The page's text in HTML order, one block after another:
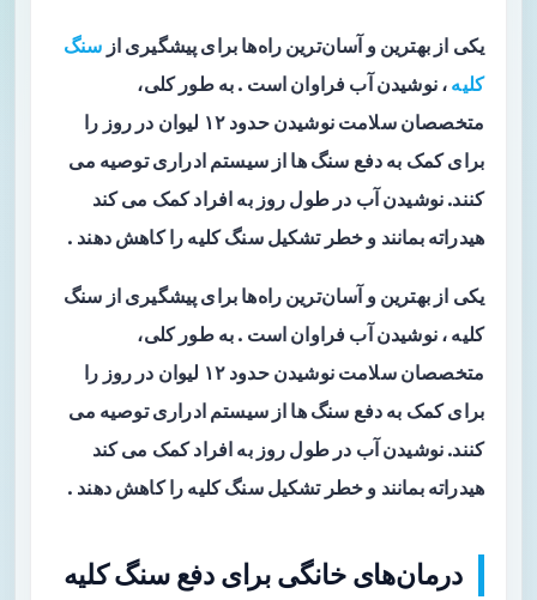
یکی از بهترین و آسان‌ترین راه‌ها برای پیشگیری از سنگ
کلیه ، نوشیدن آب فراوان است . به طور کلی،
متخصصان سلامت نوشیدن حدود ۱۲ لیوان در روز را
برای کمک به دفع سنگ ها از سیستم ادراری توصیه می
کنند. نوشیدن آب در طول روز به افراد کمک می کند
هیدراته بمانند و خطر تشکیل سنگ کلیه را کاهش دهند .
یکی از بهترین و آسان‌ترین راه‌ها برای پیشگیری از سنگ
کلیه ، نوشیدن آب فراوان است . به طور کلی،
متخصصان سلامت نوشیدن حدود ۱۲ لیوان در روز را
برای کمک به دفع سنگ ها از سیستم ادراری توصیه می
کنند. نوشیدن آب در طول روز به افراد کمک می کند
هیدراته بمانند و خطر تشکیل سنگ کلیه را کاهش دهند .
درمان‌های خانگی برای دفع سنگ کلیه